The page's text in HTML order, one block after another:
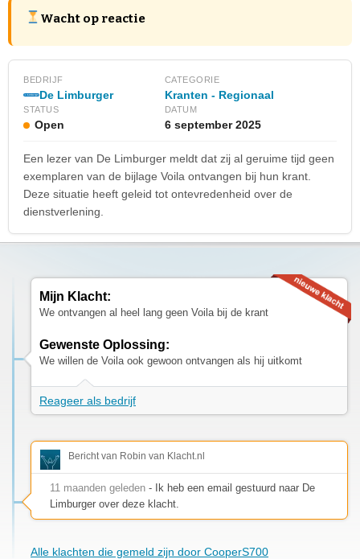
Wacht op reactie
BEDRIJF
De Limburger
CATEGORIE
Kranten - Regionaal
STATUS
Open
DATUM
6 september 2025
Een lezer van De Limburger meldt dat zij al geruime tijd geen
exemplaren van de bijlage Voila ontvangen bij hun krant.
Deze situatie heeft geleid tot ontevredenheid over de
dienstverlening.
Mijn Klacht:
We ontvangen al heel lang geen Voila bij de krant
Gewenste Oplossing:
We willen de Voila ook gewoon ontvangen als hij uitkomt
Reageer als bedrijf
Bericht van Robin van Klacht.nl
11 maanden geleden - Ik heb een email gestuurd naar De
Limburger over deze klacht.
Alle klachten die gemeld zijn door CooperS700